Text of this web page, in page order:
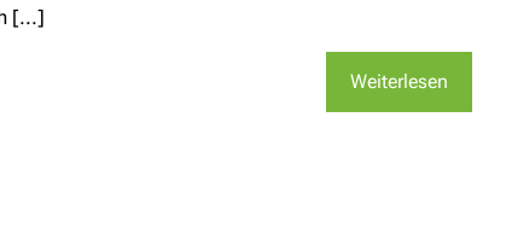
[...]
Weiterlesen